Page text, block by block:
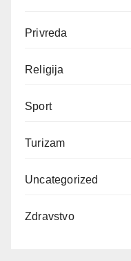
Privreda
Religija
Sport
Turizam
Uncategorized
Zdravstvo